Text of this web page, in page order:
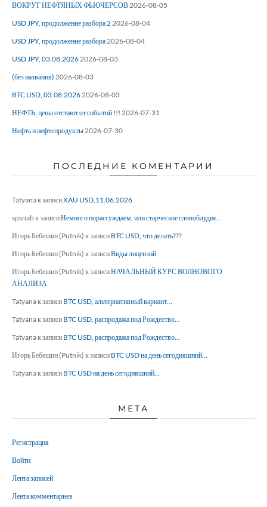
ВОКРУГ НЕФТЯНЫХ ФЬЮЧЕРСОВ 2026-08-05
USD JPY, продолжение разбора 2 2026-08-04
USD JPY, продолжение разбора 2026-08-04
USD JPY, 03.08.2026 2026-08-03
(без названия) 2026-08-03
BTC USD, 03.08.2026 2026-08-03
НЕФТЬ, цены отстают от событий !!! 2026-07-31
Нефть и нефтепродукты 2026-07-30
ПОСЛЕДНИЕ КОМЕНТАРИИ
Tatyanaк записиXAU USD,11.06.2026
spsnabк записиНемного порассуждаем, или старческое словоблудие…
Игорь Бебешин (Putnik) к записи BTC USD, что делать???
Игорь Бебешин (Putnik) к записиВиды лицензий
Игорь Бебешин (Putnik) к записиНАЧАЛЬНЫЙ КУРС ВОЛНОВОГО
АНАЛИЗА
Tatyanaк записи BTC USD, альтернативный вариант…
Tatyanaк записи BTC USD, распродажа под Рождество…
Tatyanaк записи BTC USD, распродажа под Рождество…
Игорь Бебешин (Putnik) к записи BTC USD на день сегодняшний…
Tatyanaк записи BTC USD на день сегодняшний…
МЕТА
Регистрация
Войти
Лента записей
Лента комментариев